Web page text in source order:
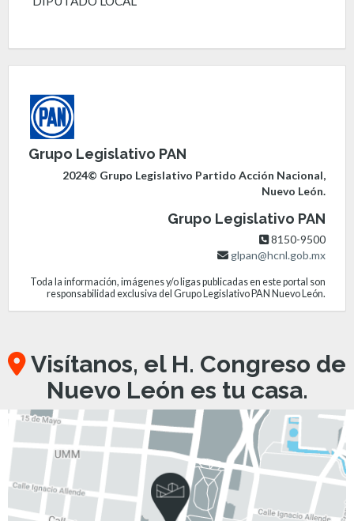
Grupo Legislativo PAN
2024© Grupo Legislativo Partido Acción Nacional,
Nuevo León.
Grupo Legislativo PAN
8150-9500
glpan@hcnl.gob.mx
Toda la información, imágenes y/o ligas publicadas en este portal son
responsabilidad exclusiva del Grupo Legislativo PAN Nuevo León.
Visítanos, el H. Congreso de
Nuevo León es tu casa.